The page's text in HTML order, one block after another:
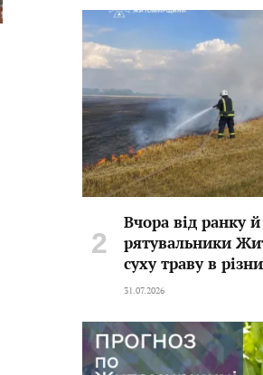
Вчора від ранку
рятувальники
суху траву в
31.07.2026